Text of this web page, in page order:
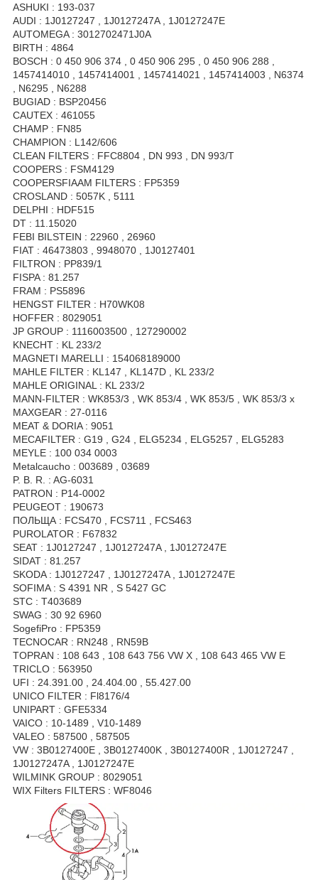
ASHUKI : 193-037
AUDI : 1J0127247 , 1J0127247A , 1J0127247E
AUTOMEGA : 3012702471J0A
BIRTH : 4864
BOSCH : 0 450 906 374 , 0 450 906 295 , 0 450 906 288 ,
1457414010 , 1457414001 , 1457414021 , 1457414003 , N6374
, N6295 , N6288
BUGIAD : BSP20456
CAUTEX : 461055
CHAMP : FN85
CHAMPION : L142/606
CLEAN FILTERS : FFC8804 , DN 993 , DN 993/T
COOPERS : FSM4129
COOPERSFIAAM FILTERS : FP5359
CROSLAND : 5057K , 5111
DELPHI : HDF515
DT : 11.15020
FEBI BILSTEIN : 22960 , 26960
FIAT : 46473803 , 9948070 , 1J0127401
FILTRON : PP839/1
FISPA : 81.257
FRAM : PS5896
HENGST FILTER : H70WK08
HOFFER : 8029051
JP GROUP : 1116003500 , 127290002
KNECHT : KL 233/2
MAGNETI MARELLI : 154068189000
MAHLE FILTER : KL147 , KL147D , KL 233/2
MAHLE ORIGINAL : KL 233/2
MANN-FILTER : WK853/3 , WK 853/4 , WK 853/5 , WK 853/3 x
MAXGEAR : 27-0116
MEAT & DORIA : 9051
MECAFILTER : G19 , G24 , ELG5234 , ELG5257 , ELG5283
MEYLE : 100 034 0003
Metalcaucho : 003689 , 03689
P. B. R. : AG-6031
PATRON : P14-0002
PEUGEOT : 190673
ПОЛЬЩА : FCS470 , FCS711 , FCS463
PUROLATOR : F67832
SEAT : 1J0127247 , 1J0127247A , 1J0127247E
SIDAT : 81.257
SKODA : 1J0127247 , 1J0127247A , 1J0127247E
SOFIMA : S 4391 NR , S 5427 GC
STC : T403689
SWAG : 30 92 6960
SogefiPro : FP5359
TECNOCAR : RN248 , RN59B
TOPRAN : 108 643 , 108 643 756 VW X , 108 643 465 VW E
TRICLO : 563950
UFI : 24.391.00 , 24.404.00 , 55.427.00
UNICO FILTER : Fl8176/4
UNIPART : GFE5334
VAICO : 10-1489 , V10-1489
VALEO : 587500 , 587505
VW : 3B0127400E , 3B0127400K , 3B0127400R , 1J0127247 ,
1J0127247A , 1J0127247E
WILMINK GROUP : 8029051
WIX Filters FILTERS : WF8046